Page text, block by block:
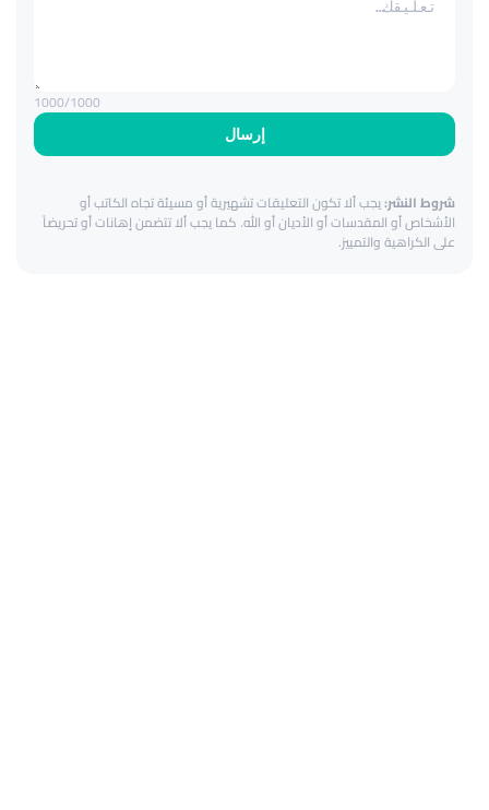
إرسال
1000/1000
شروط النشر:يجب ألا تكون التعليقات تشهيرية أو مسيئة تجاه الكاتب أو
الأشخاص أو المقدسات أو الأديان أو الله. كما يجب ألا تتضمن إهانات أو تحريضاً
على الكراهية والتمييز.